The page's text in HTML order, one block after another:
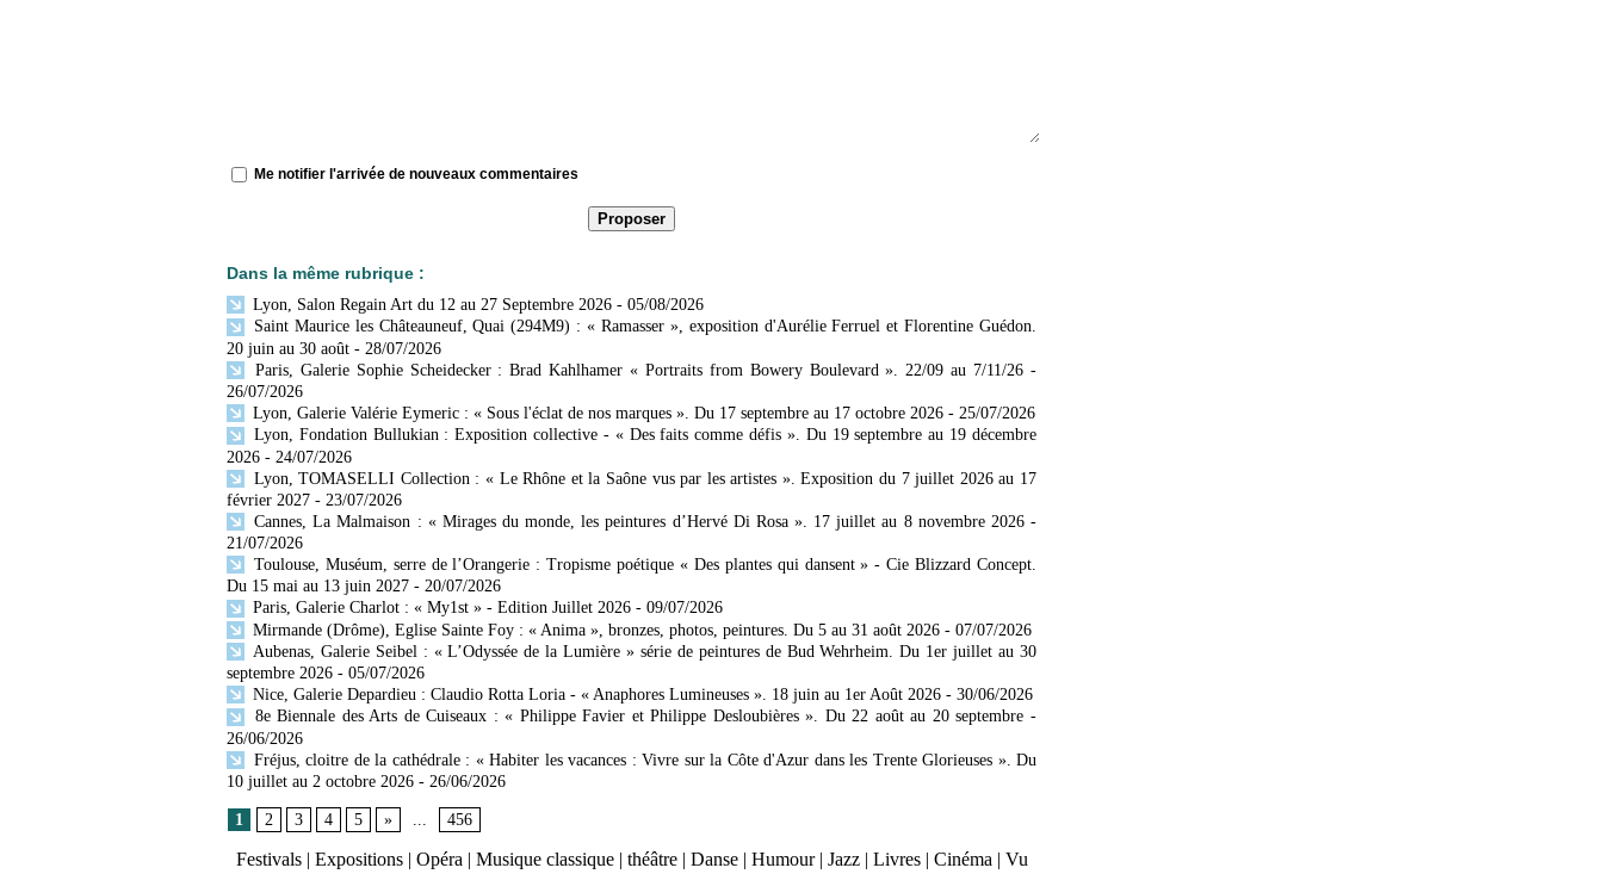
Me notifier l'arrivée de nouveaux commentaires
Dans la même rubrique :
Lyon, Salon Regain Art du 12 au 27 Septembre 2026 - 05/08/2026
Saint Maurice les Châteauneuf, Quai (294M9) : « Ramasser », exposition d'Aurélie Ferruel et Florentine Guédon.
20 juin au 30 août - 28/07/2026
Paris, Galerie Sophie Scheidecker : Brad Kahlhamer « Portraits from Bowery Boulevard ». 22/09 au 7/11/26 -
26/07/2026
Lyon, Galerie Valérie Eymeric : « Sous l'éclat de nos marques ». Du 17 septembre au 17 octobre 2026 - 25/07/2026
Lyon, Fondation Bullukian : Exposition collective - « Des faits comme défis ». Du 19 septembre au 19 décembre
2026 - 24/07/2026
Lyon, TOMASELLI Collection : « Le Rhône et la Saône vus par les artistes ». Exposition du 7 juillet 2026 au 17
février 2027 - 23/07/2026
Cannes, La Malmaison : « Mirages du monde, les peintures d’Hervé Di Rosa ». 17 juillet au 8 novembre 2026 -
21/07/2026
Toulouse, Muséum, serre de l’Orangerie : Tropisme poétique « Des plantes qui dansent » - Cie Blizzard Concept.
Du 15 mai au 13 juin 2027 - 20/07/2026
Paris, Galerie Charlot : « My1st » - Edition Juillet 2026 - 09/07/2026
Mirmande (Drôme), Eglise Sainte Foy : « Anima », bronzes, photos, peintures. Du 5 au 31 août 2026 - 07/07/2026
Aubenas, Galerie Seibel : « L’Odyssée de la Lumière » série de peintures de Bud Wehrheim. Du 1er juillet au 30
septembre 2026 - 05/07/2026
Nice, Galerie Depardieu : Claudio Rotta Loria - « Anaphores Lumineuses ». 18 juin au 1er Août 2026 - 30/06/2026
8e Biennale des Arts de Cuiseaux : « Philippe Favier et Philippe Desloubières ». Du 22 août au 20 septembre -
26/06/2026
Fréjus, cloitre de la cathédrale : « Habiter les vacances : Vivre sur la Côte d'Azur dans les Trente Glorieuses ». Du
10 juillet au 2 octobre 2026 - 26/06/2026
1 2 3 4 5 » ... 456
Festivals | Expositions | Opéra | Musique classique | théâtre | Danse | Humour | Jazz | Livres | Cinéma | Vu